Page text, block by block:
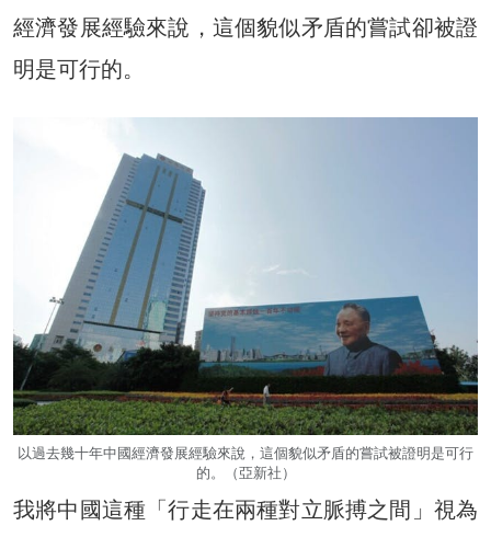
經濟發展經驗來說，這個貌似矛盾的嘗試卻被證
明是可行的。
以過去幾十年中國經濟發展經驗來說，這個貌似矛盾的嘗試被證明是可行
的。（亞新社）
我將中國這種「行走在兩種對立脈搏之間」視為